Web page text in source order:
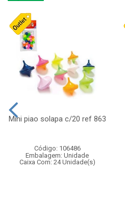
Mini piao solapa c/20 ref 863
Código: 106486
Embalagem: Unidade
Caixa Com: 24 Unidade(s)